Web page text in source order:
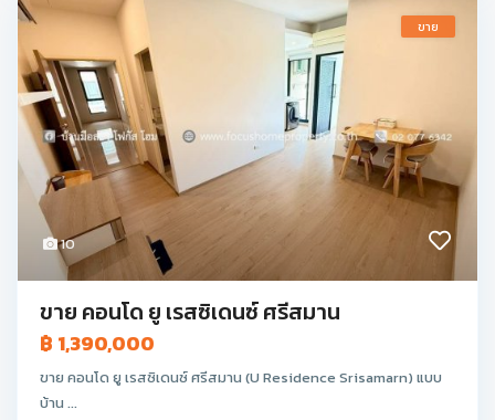
10
ขาย
ขาย คอนโด ยู เรสซิเดนซ์ ศรีสมาน
฿ 1,390,000
ขาย คอนโด ยู เรสซิเดนซ์ ศรีสมาน (U Residence Srisamarn) แบบ
บ้าน ...